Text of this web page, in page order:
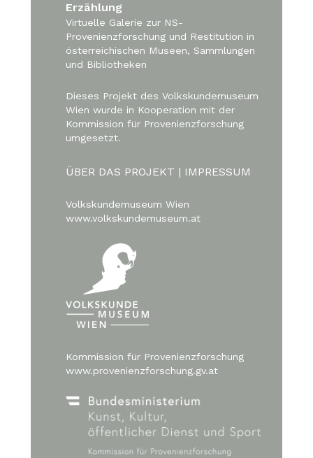
Erzählung
Virtuelle Galerie zur NS-
Provenienzforschung und Restitution in
österreichischen Museen, Sammlungen
und Bibliotheken
Dieses Projekt des Volkskundemuseum
Wien wurde in Kooperation mit der
Kommission für Provenienzforschung
umgesetzt.
ÜBER DAS PROJEKT | IMPRESSUM
Volkskundemuseum Wien
www.volkskundemuseum.at
Kommission für Provenienzforschung
www.provenienzforschung.gv.at